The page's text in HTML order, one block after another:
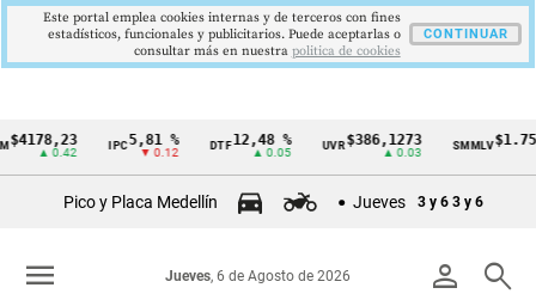
Cintillo
Colombia
0.42
IPC 5,81 %
▼ 0.12
DTF 12,48 %
▲ 0.05
UVR $386,1273
▲ 0.03
SMMLV$1.750.905
Pico y Placa Medellín Jueves 3 y 6 3 y 6
person search
Jueves, 6 de Agosto de 2026
menu
Este portal emplea cookies internas y de terceros con fines
estadísticos, funcionales y publicitarios. Puede aceptarlas o
consultar más en nuestra politica de cookies
CONTINUAR